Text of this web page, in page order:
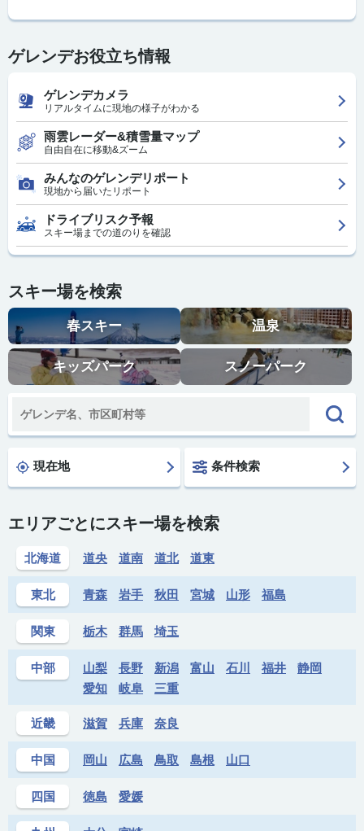
ゲレンデお役立ち情報
ゲレンデカメラ
リアルタイムに現地の様子がわかる
雨雲レーダー&積雪量マップ
自由自在に移動&ズーム
みんなのゲレンデリポート
現地から届いたリポート
ドライブリスク予報
スキー場までの道のりを確認
スキー場を検索
春スキー 温泉
キッズパーク スノーパーク
現在地 条件検索
エリアごとにスキー場を検索
北海道 道央 道南 道北 道東
東北 青森 岩手 秋田 宮城 山形 福島
関東 栃木 群馬 埼玉
中部 山梨 長野 新潟 富山 石川 福井
静岡
愛知
岐阜 三重
近畿 滋賀 兵庫 奈良
中国 岡山 広島 鳥取 島根 山口
四国 徳島 愛媛